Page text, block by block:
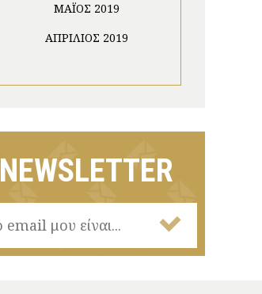
ΜΆΙΟΣ 2019
ΑΠΡΊΛΙΟΣ 2019
NEWSLETTER